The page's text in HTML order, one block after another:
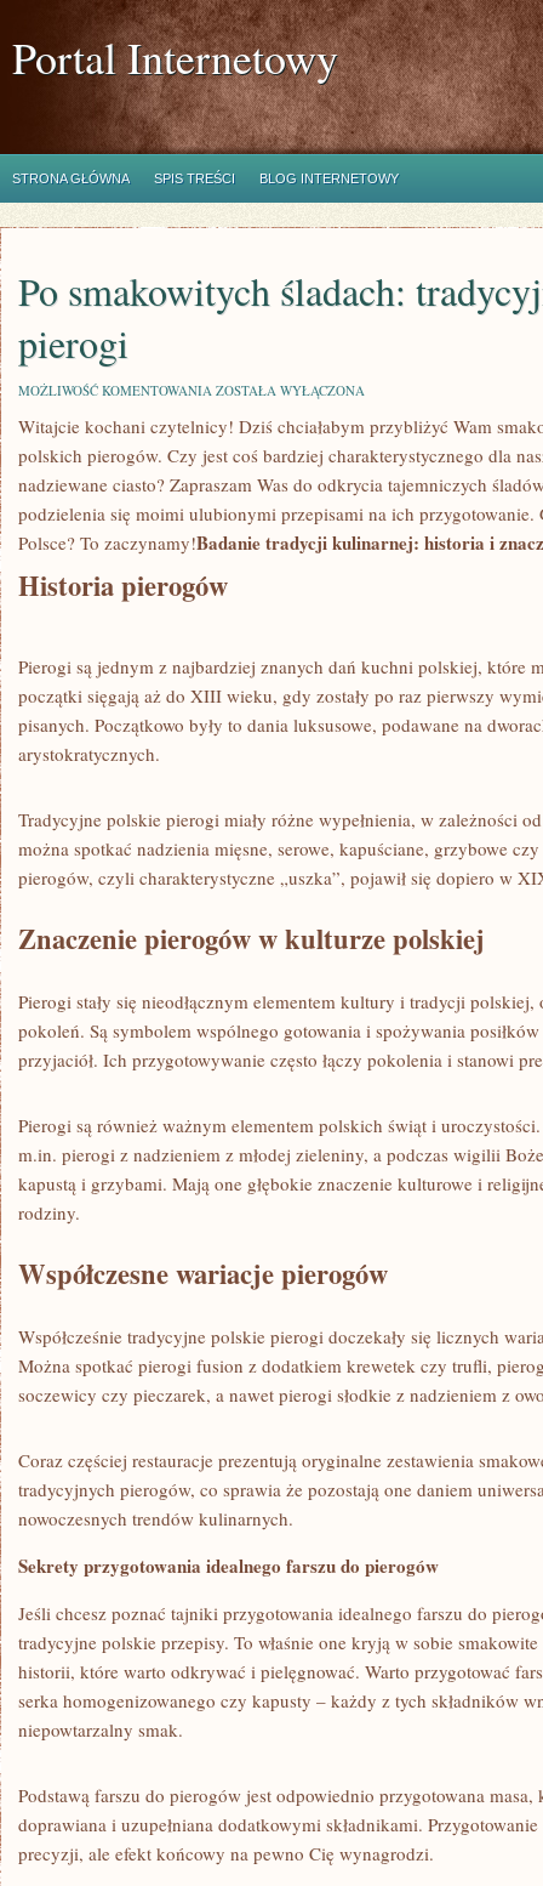
Portal Internetowy
STRONA GŁÓWNA SPIS TREŚCI BLOG INTERNETOWY
Po smakowitych śladach:
pierogi
MOŻLIWOŚĆ KOMENTOWANIA PO
ŚLADACH:
TRADYCYJNE
POLSKIE
PIEROGI
ZOSTAŁA WYŁĄCZONA
Witajcie kochani czytelnicy! Dziś chciałabym przybliżyć Wam
polskich pierogów. ⁢Czy jest coś bardziej charakterystycznego dla‌
nadziewane ciasto? Zapraszam Was do odkrycia tajemniczych
podzielenia się moimi ulubionymi przepisami na ich
Polsce?‍ To zaczynamy!Badanie tradycji kulinarnej: historia ‌i
Historia pierogów
Pierogi są jednym z najbardziej znanych dań kuchni polskiej, które
‍początki sięgają aż do XIII wieku, gdy⁢ zostały po raz pierwszy
⁤pisanych.⁢ Początkowo były ⁣to dania luksusowe, podawane na
arystokratycznych.
Tradycyjne polskie pierogi miały różne wypełnienia, ⁣w zależności
można spotkać‍ nadzienia mięsne, serowe, kapuściane, grzybowe
pierogów, czyli charakterystyczne „uszka”, pojawił się dopiero w
Znaczenie pierogów ⁤w kulturze polskiej
Pierogi stały⁤ się nieodłącznym elementem kultury‍ i tradycji polskiej,
pokoleń. Są symbolem ‍wspólnego gotowania i spożywania
przyjaciół. Ich przygotowywanie często łączy pokolenia i stanowi
Pierogi⁣ są również ważnym‍ elementem⁢ polskich świąt i
m.in. pierogi z nadzieniem z młodej zieleniny, a podczas wigilii
kapustą i grzybami. Mają ⁤one głębokie znaczenie kulturowe i
rodziny.
Współczesne wariacje pierogów
Współcześnie tradycyjne polskie pierogi doczekały ‌się licznych
Można spotkać pierogi fusion z dodatkiem krewetek⁤ czy trufli,
soczewicy czy pieczarek, a nawet pierogi słodkie z nadzieniem z
Coraz częściej restauracje prezentują​ oryginalne zestawienia
tradycyjnych pierogów, co‍ sprawia że pozostają one daniem
nowoczesnych trendów kulinarnych.
Sekrety przygotowania idealnego farszu do pierogów
Jeśli chcesz poznać tajniki przygotowania idealnego farszu​ do
tradycyjne polskie przepisy. To właśnie one kryją w sobie
historii, które warto odkrywać i pielęgnować. Warto przygotować
serka homogenizowanego‌ czy kapusty – każdy⁣ z‍ tych składników
niepowtarzalny ‍smak.
Podstawą ⁣farszu do​ pierogów jest odpowiednio⁣ przygotowana
doprawiana i uzupełniana dodatkowymi składnikami.
precyzji, ale efekt końcowy na pewno Cię wynagrodzi.